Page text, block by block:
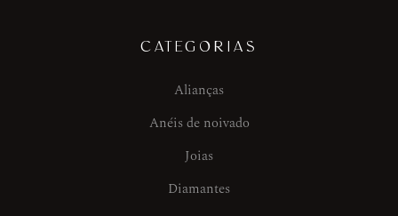
CATEGORIAS
Alianças
Anéis de noivado
Joias
Diamantes